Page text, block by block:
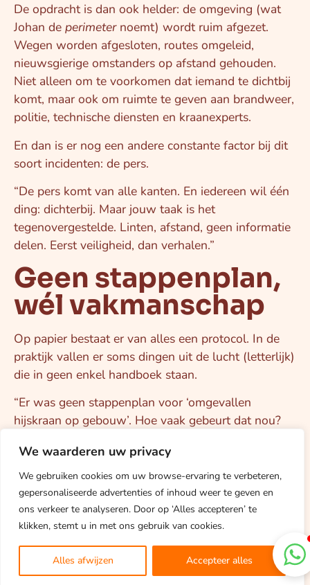
We waarderen uw privacy
We gebruiken cookies om uw browse-ervaring te verbeteren,
gepersonaliseerde advertenties of inhoud weer te geven en
ons verkeer te analyseren. Door op ‘Alles accepteren’ te
klikken, stemt u in met ons gebruik van cookies.
Alles afwijzen Accepteer alles
De opdracht is dan ook helder: de omgeving (wat
Johan de perimeternoemt) wordt ruim afgezet.
Wegen worden afgesloten, routes omgeleid,
nieuwsgierige omstanders op afstand gehouden.
Niet alleen om te voorkomen dat iemand te dichtbij
komt, maar ook om ruimte te geven aan brandweer,
politie, technische diensten en kraanexperts.
En dan is er nog een andere constante factor bij dit
soort incidenten: de pers.
“De pers komt van alle kanten. En iedereen wil één
ding: dichterbij. Maar jouw taak is het
tegenovergestelde. Linten, afstand, geen informatie
delen. Eerst veiligheid, dan verhalen.”
Geen stappenplan,
wél vakmanschap
Op papier bestaat er van alles een protocol. In de
praktijk vallen er soms dingen uit de lucht (letterlijk)
die in geen enkel handboek staan.
“Er was geen stappenplan voor ‘omgevallen
hijskraan op gebouw’. Hoe vaak gebeurt dat nou?
je ervaring, je team en je gezond verstand.”
Dat betekent:
Risico’s herkennen die de meeste mensen niet
zien.
Je eigen rol pakken, maar niet buiten je
mandaat treden.